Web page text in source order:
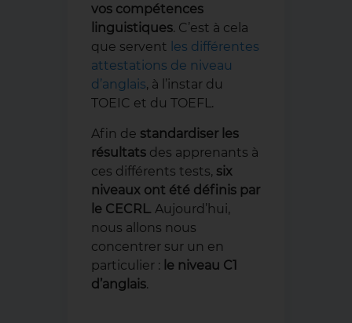
vos compétences
linguistiques. C’est à cela
que servent les différentes
attestations de niveau
d’anglais, à l’instar du
TOEIC et du TOEFL.
Afin de standardiser les
résultats des apprenants à
ces différents tests, six
niveaux ont été définis par
le CECRL. Aujourd’hui,
nous allons nous
concentrer sur un en
particulier : le niveau C1
d’anglais.